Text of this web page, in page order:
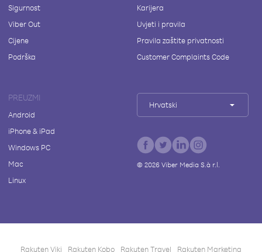
Sigurnost
Viber Out
Cijene
Podrška
Karijera
Uvjeti i pravila
Pravila zaštite privatnosti
Customer Complaints Code
PREUZMI
Android
iPhone & iPad
Windows PC
Mac
Linux
Hrvatski
© 2026Viber Media S.à r.l.
Rakuten Viki Rakuten Kobo Rakuten Travel Rakuten Marketing